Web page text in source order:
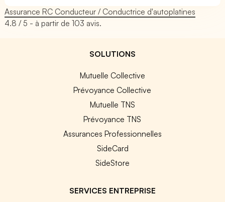
Assurance RC Conducteur / Conductrice d'autoplatines
4.8 / 5 - à partir de103 avis.
SOLUTIONS
Mutuelle Collective
Prévoyance Collective
Mutuelle TNS
Prévoyance TNS
Assurances Professionnelles
SideCard
SideStore
SERVICES ENTREPRISE